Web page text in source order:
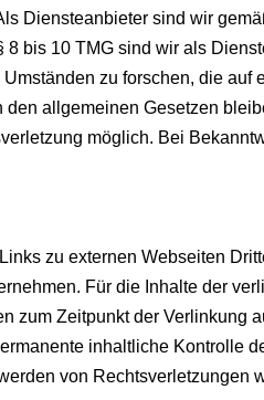
Diensteanbieter sind wir
8 bis 10 TMG sind wir als
zu forschen, die
den allgemeinen Gesetzen
möglich. Bei
zu externen Webseiten
Für die Inhalte der
zum Zeitpunkt der Verlinkung
inhaltliche Kontrolle
von Rechtsverletzungen